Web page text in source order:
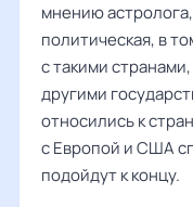
мнению
политическая, в
с такими
другими
относились к
с Европой и США
подойдут к концу.